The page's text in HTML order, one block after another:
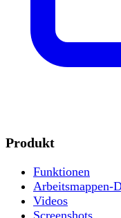
Produkt
Funktionen
Arbeitsmappen-
Videos